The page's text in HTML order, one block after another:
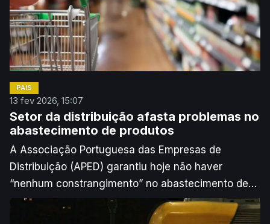
PAÍS
13 fev 2026, 15:07
Setor da distribuição afasta problemas no
abastecimento de produtos
A Associação Portuguesa das Empresas de
Distribuição (APED) garantiu hoje não haver
“nenhum constrangimento” no abastecimento de
bens, apesar dos efeitos do mau tempo na
produção e nos transportes, e rejeitou aumentos